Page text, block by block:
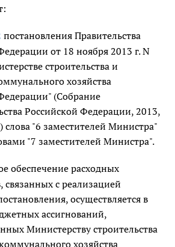
постановления Правительства
от 18 ноября 2013 г. N
строительства и
хозяйства
(Собрание
Российской Федерации, 2013,
слова "6 заместителей Министра"
"7 заместителей Министра".
обеспечение расходных
связанных с реализацией
осуществляется в
ассигнований,
Министерству строительства
хозяйства